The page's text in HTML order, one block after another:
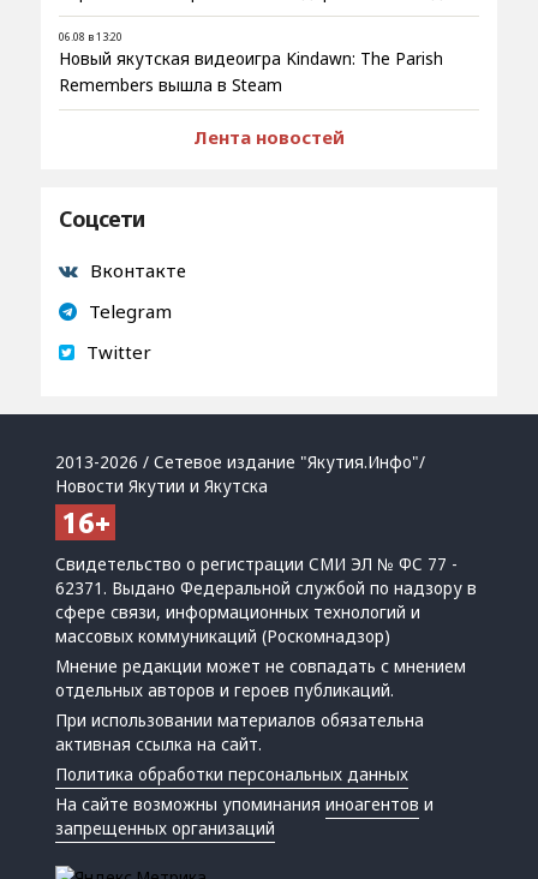
06.08 в 13:20
Новый якутская видеоигра Kindawn: The Parish
Remembers вышла в Steam
Лента новостей
Соцсети
Вконтакте
Telegram
Twitter
2013-2026 / Сетевое издание "Якутия.Инфо"/
Новости Якутии и Якутска
Свидетельство о регистрации СМИ ЭЛ № ФС 77 -
62371. Выдано Федеральной службой по надзору в
сфере связи, информационных технологий и
массовых коммуникаций (Роскомнадзор)
Мнение редакции может не совпадать с мнением
отдельных авторов и героев публикаций.
При использовании материалов обязательна
активная ссылка на сайт.
Политика обработки персональных данных
На сайте возможны упоминанияиноагентов и
запрещенных организаций